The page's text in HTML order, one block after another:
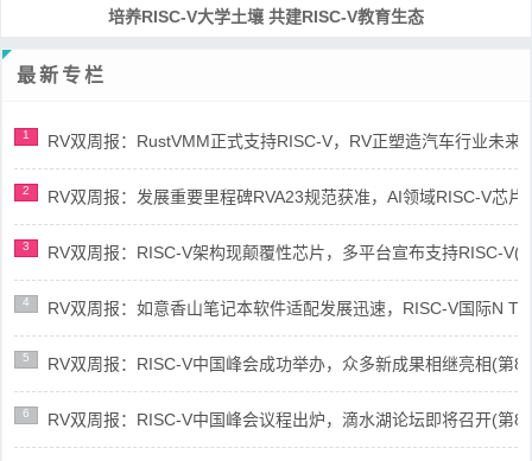
培养RISC-V大学土壤 共建RISC-V教育生态
最新专栏
1 RV双周报：RustVMM正式支持RISC-V，RV正塑造汽车行业未来
2 RV双周报：发展重要里程碑RVA23规范获准，AI领域RISC-V芯
3 RV双周报：RISC-V架构现颠覆性芯片，多平台宣布支持RISC-V(
4 RV双周报：如意香山笔记本软件适配发展迅速，RISC-V国际N
5 RV双周报：RISC-V中国峰会成功举办，众多新成果相继亮相(第
6 RV双周报：RISC-V中国峰会议程出炉，滴水湖论坛即将召开(第